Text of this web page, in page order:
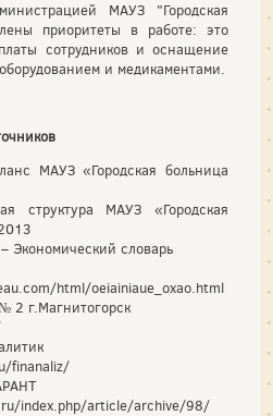
МАУЗ "Городская
приоритеты в работе: это
сотрудников и оснащение
и медикаментами.
МАУЗ «Городская больница
МАУЗ «Городская
словарь
html/oeiainiaue_oxao.html
2 г.Магнитогорск
finanaliz/
index.php/article/archive/98/